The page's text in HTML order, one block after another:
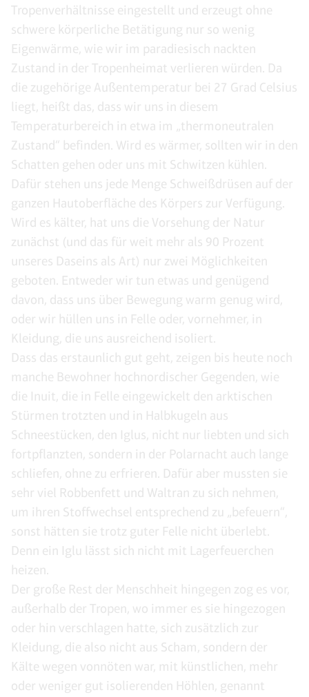
Tropenverhältnisse eingestellt und erzeugt ohne
schwere körperliche Betätigung nur so wenig
Eigenwärme, wie wir im paradiesisch nackten
Zustand in der Tropenheimat verlieren würden. Da
die zugehörige Außentemperatur bei 27 Grad Celsius
liegt, heißt das, dass wir uns in diesem
Temperaturbereich in etwa im „thermoneutralen
Zustand“ befinden. Wird es wärmer, sollten wir in den
Schatten gehen oder uns mit Schwitzen kühlen.
Dafür stehen uns jede Menge Schweißdrüsen auf der
ganzen Hautoberfläche des Körpers zur Verfügung.
Wird es kälter, hat uns die Vorsehung der Natur
zunächst (und das für weit mehr als 90 Prozent
unseres Daseins als Art) nur zwei Möglichkeiten
geboten. Entweder wir tun etwas und genügend
davon, dass uns über Bewegung warm genug wird,
oder wir hüllen uns in Felle oder, vornehmer, in
Kleidung, die uns ausreichend isoliert.
Dass das erstaunlich gut geht, zeigen bis heute noch
manche Bewohner hochnordischer Gegenden, wie
die Inuit, die in Felle eingewickelt den arktischen
Stürmen trotzten und in Halbkugeln aus
Schneestücken, den Iglus, nicht nur liebten und sich
fortpflanzten, sondern in der Polarnacht auch lange
schliefen, ohne zu erfrieren. Dafür aber mussten sie
sehr viel Robbenfett und Waltran zu sich nehmen,
um ihren Stoffwechsel entsprechend zu „befeuern“,
sonst hätten sie trotz guter Felle nicht überlebt.
Denn ein Iglu lässt sich nicht mit Lagerfeuerchen
heizen.
Der große Rest der Menschheit hingegen zog es vor,
außerhalb der Tropen, wo immer es sie hingezogen
oder hin verschlagen hatte, sich zusätzlich zur
Kleidung, die also nicht aus Scham, sondern der
Kälte wegen vonnöten war, mit künstlichen, mehr
oder weniger gut isolierenden Höhlen, genannt